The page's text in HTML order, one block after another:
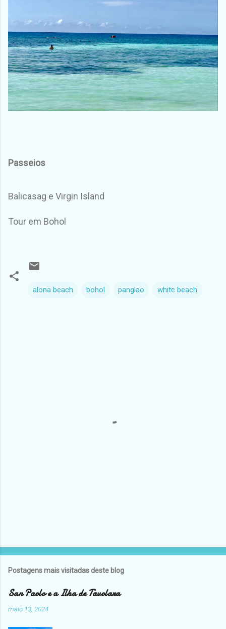
Passeios
Balicasag e Virgin Island
Tour em Bohol
alona beach bohol panglao white beach
Postagens mais visitadas deste blog
San Paolo e a Ilha de Tavolara
maio 13, 2024